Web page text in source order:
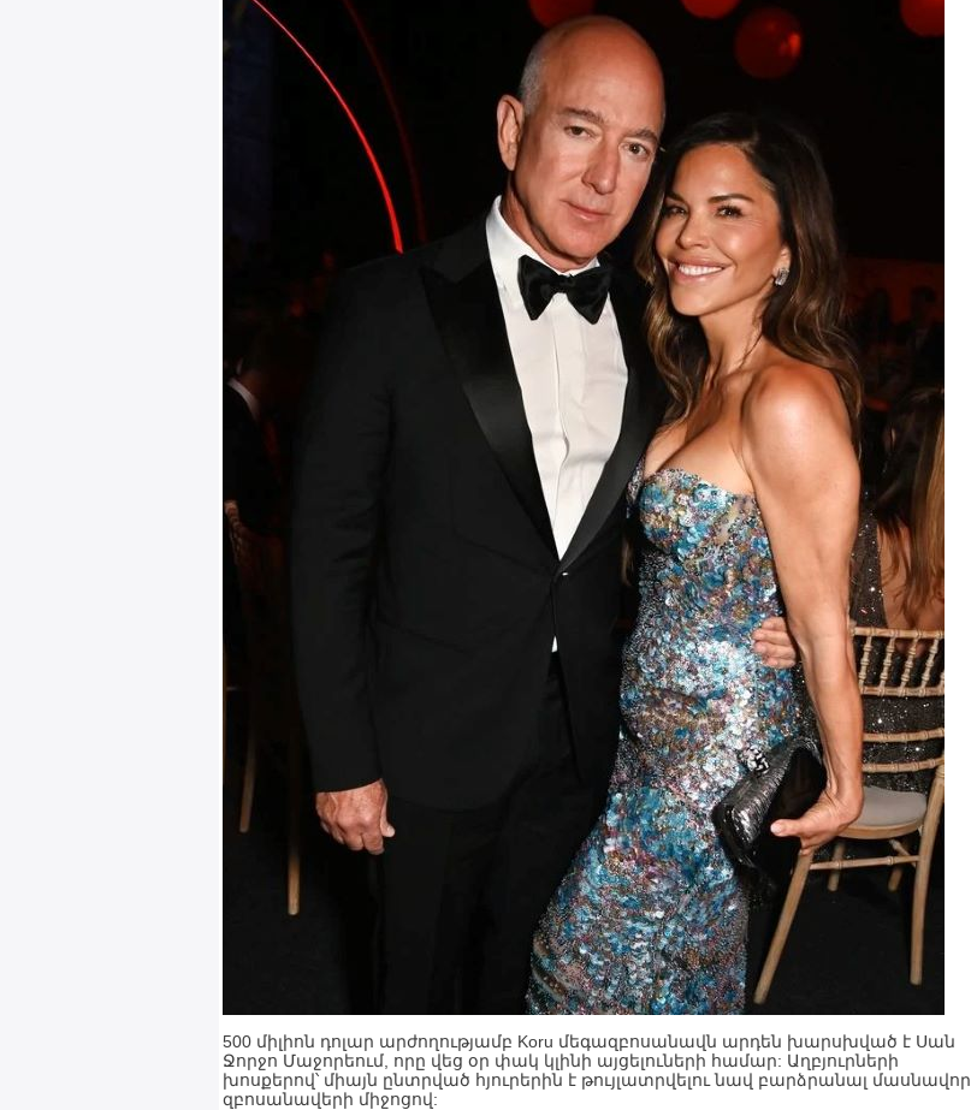
500 միլիոն դոլար արժողությամբ Koru մեգազբոսանավն արդեն խարսխված է Սան
Ջորջո Մաջորեում, որը վեց օր փակ կլինի այցելուների համար: Աղբյուրների
խոսքերով՝ միայն ընտրված հյուրերին է թույլատրվելու նավ բարձրանալ մասնավոր
զբոսանավերի միջոցով: